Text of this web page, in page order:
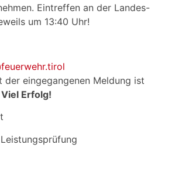
Eintreffen an der Landes-
um 13:40 Uhr!
der eingegangenen Meldung ist
Viel Erfolg!